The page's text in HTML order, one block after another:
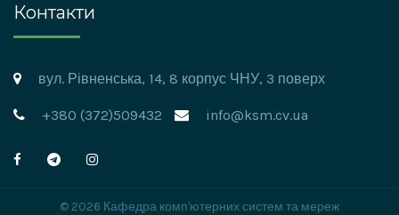
Контакти
вул. Рівненська, 14, 8 корпус ЧНУ, 3 поверх
+380 (372)509432 info@ksm.cv.ua
© 2026 Кафедра комп'ютерних систем та мереж